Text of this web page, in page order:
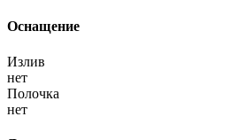
Оснащение
Излив
нет
Полочка
нет